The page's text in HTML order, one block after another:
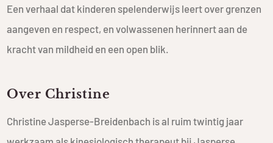
Een verhaal dat kinderen spelenderwijs leert over grenzen
aangeven en respect, en volwassenen herinnert aan de
kracht van mildheid en een open blik.
Over Christine
Christine Jasperse-Breidenbach is al ruim twintig jaar